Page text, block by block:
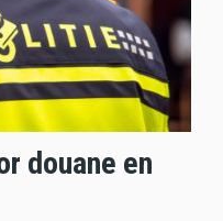
douane en